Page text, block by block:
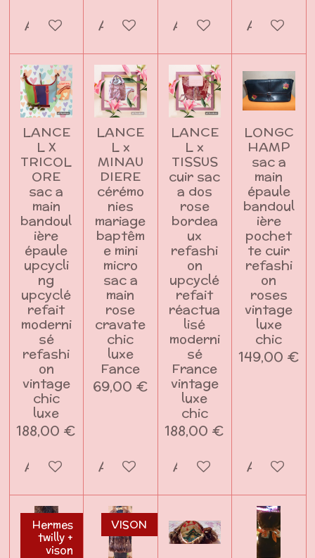
Ajouter au panierAjouter au panierAjouter au panier
Ajouter
LANCE
L X
TRICOL
ORE
sac a
main
bandoul
ière
épaule
upcycli
ng
upcyclé
refait
moderni
sé
refashi
on
vintage
chic
luxe
188,00 €
Ajouter au panier
LANCE
L x
MINAU
DIERE
cérémo
nies
mariage
baptêm
e mini
micro
sac a
main
rose
cravate
chic
luxe
Fance
69,00 €
Ajouter au panier
LANCE
L x
TISSUS
cuir sac
a dos
rose
bordea
ux
refashi
on
upcyclé
refait
réactua
lisé
moderni
sé
France
vintage
luxe
chic
188,00 €
Ajouter au panier
LONGC
HAMP
sac a
main
épaule
bandoul
ière
pochet
te cuir
refashi
on
roses
vintage
luxe
chic
149,00 €
Ajouter
Hermes
twilly +
vison
VISON